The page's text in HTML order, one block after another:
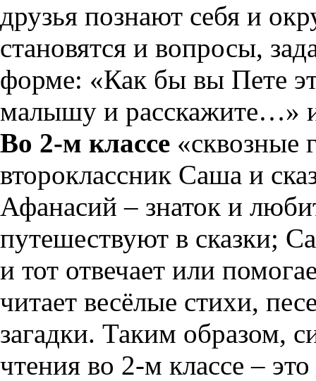
друзья познают себя и
становятся и вопросы,
форме: «Как бы вы Пете
малышу и расскажите…»
Во 2-м классе «сквозные
второклассник Саша и
Афанасий – знаток и
путешествуют в сказки;
и тот отвечает или
читает весёлые стихи,
загадки. Таким образом,
чтения во 2-м классе –